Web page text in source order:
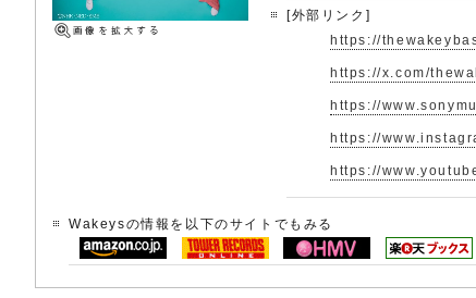
[外部リンク]
https://
https://x.com/
https://
https://
https://
Wakeysの情報を以下のサイトでもみる